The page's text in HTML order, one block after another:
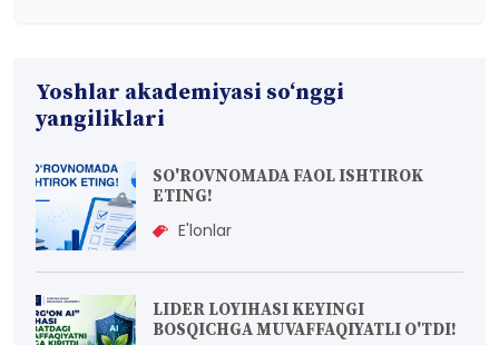
Yoshlar akademiyasi so‘nggi
yangiliklari
SO'ROVNOMADA FAOL ISHTIROK
ETING!
E'lonlar
LIDER LOYIHASI KEYINGI
BOSQICHGA MUVAFFAQIYATLI O'TDI!